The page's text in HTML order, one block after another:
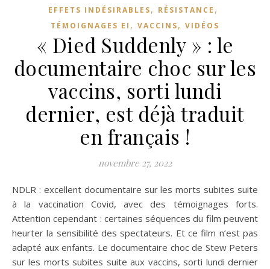
EFFETS INDÉSIRABLES, RÉSISTANCE ,
TÉMOIGNAGES EI , VACCINS, VIDÉOS
« Died Suddenly » : le
documentaire choc sur les
vaccins, sorti lundi
dernier, est déjà traduit
en français !
novembre 27, 2022
NDLR : excellent documentaire sur les morts subites suite
à la vaccination Covid, avec des témoignages forts.
Attention cependant : certaines séquences du film peuvent
heurter la sensibilité des spectateurs. Et ce film n’est pas
adapté aux enfants. Le documentaire choc de Stew Peters
sur les morts subites suite aux vaccins, sorti lundi dernier